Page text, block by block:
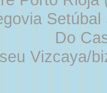
Do
Vizcaya/